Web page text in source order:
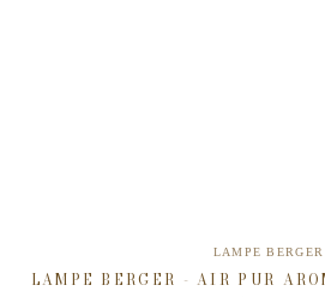
LAMPE BERGER
LAMPE BERGER - AIR PUR